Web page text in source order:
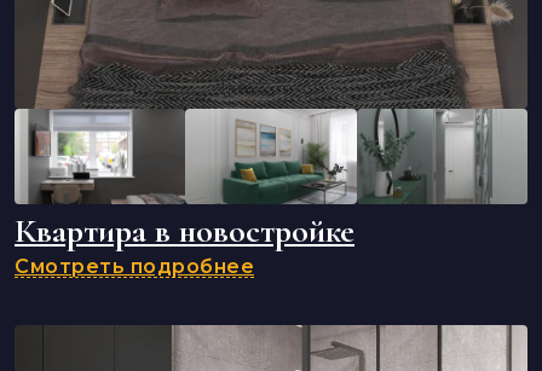
Квартира в новостройке
Смотреть подробнее